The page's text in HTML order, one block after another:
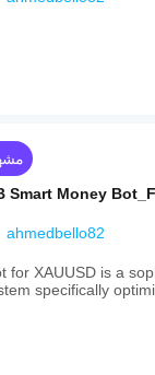
Smart Money
ahmedbello82
for XAUUSD is a
specifically